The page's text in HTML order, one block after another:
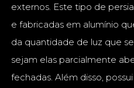
externos. Este tipo de
e fabricadas em alumínio
da quantidade de luz que
sejam elas parcialmente
fechadas. Além disso,